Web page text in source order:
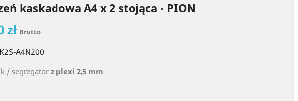
kaskadowa A4 x 2 stojąca - PION
zł Brutto
K2S-A4N200
/ segregatorz plexi 2,5 mm